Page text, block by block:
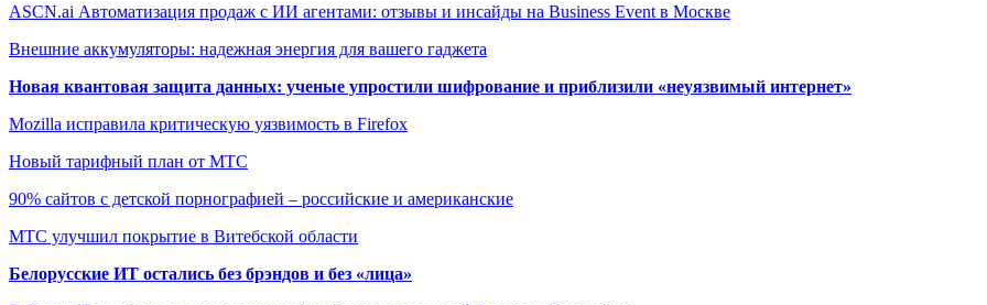
ASCN.ai Автоматизация продаж с ИИ агентами: отзывы и инсайды на Business Event в Москве
Внешние аккумуляторы: надежная энергия для вашего гаджета
Новая квантовая защита данных: ученые упростили шифрование и приблизили «неуязвимый интернет»
Mozilla исправила критическую уязвимость в Firefox
Новый тарифный план от МТС
90% сайтов с детской порнографией – российские и американские
МТС улучшил покрытие в Витебской области
Белорусские ИТ остались без брэндов и без «лица»